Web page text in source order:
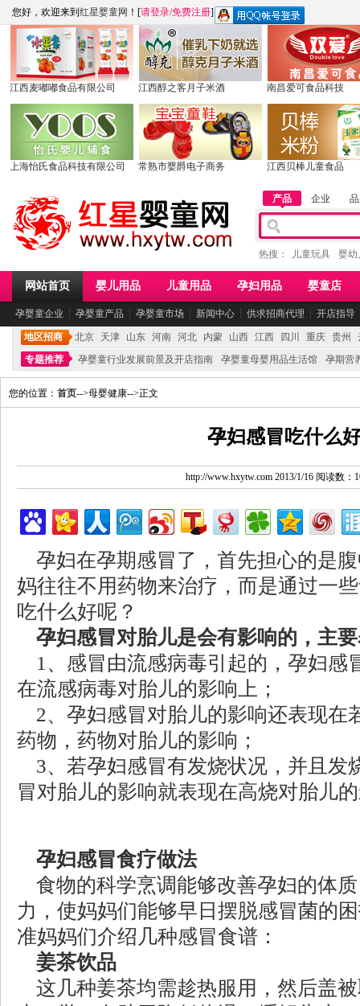
您好，欢迎来到 红星婴童网 ！[请登录/免费注册]
江西麦嘟嘟食品有限公司 江西醇之客月子米酒 南昌爱可食品科技
上海怡氏食品科技有限公司 常熟市婴爵电子商务 江西贝棒儿童食品
产品 企业
热搜： 儿童玩具 婴幼
网站首页 婴儿用品 儿童用品 孕妇用品 婴童店
孕婴童企业 ┆ 孕婴童产品 ┆ 孕婴童市场 ┆ 新闻中心 ┆ 供求招商代理 ┆ 开店指导
地区招商 北京 天津 山东 河南 河北 内蒙 山西 江西 四川 重庆 贵州
专题推荐
孕婴童行业发展前景及开店指南 孕婴童母婴用品生活馆 孕期营
您的位置： 首页-->母婴健康-->正文
孕妇感冒吃什么
http://www.hxytw.com 2013/1/16 阅读数：
孕妇在孕期感冒了，首先担心的是
妈往往不用药物来治疗，而是通过一
吃什么好呢？
孕妇感冒对胎儿是会有影响的，主
1、感冒由流感病毒引起的，孕妇感
在流感病毒对胎儿的影响上；
2、孕妇感冒对胎儿的影响还表现在
药物，药物对胎儿的影响；
3、若孕妇感冒有发烧状况，并且发
冒对胎儿的影响就表现在高烧对胎儿
孕妇感冒食疗做法
食物的科学烹调能够改善孕妇的体
力，使妈妈们能够早日摆脱感冒菌的
准妈妈们介绍几种感冒食谱：
姜茶饮品
这几种姜茶均需趁热服用，然后盖